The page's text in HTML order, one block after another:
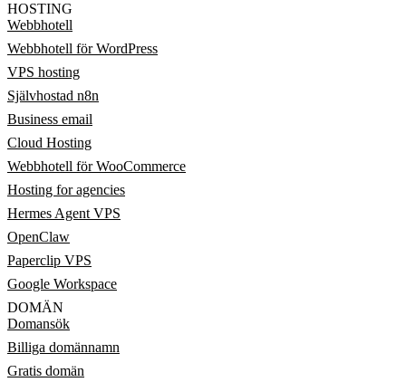
HOSTING
Webbhotell
Webbhotell för WordPress
VPS hosting
Självhostad n8n
Business email
Cloud Hosting
Webbhotell för WooCommerce
Hosting for agencies
Hermes Agent VPS
OpenClaw
Paperclip VPS
Google Workspace
DOMÄN
Domansök
Billiga domännamn
Gratis domän